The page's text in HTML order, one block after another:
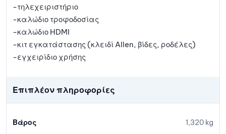
-τηλεχειριστήριο
-καλώδιο τροφοδοσίας
-καλώδιο HDMI
-κιτ εγκατάστασης (κλειδί Allen, βίδες, ροδέλες)
-εγχειρίδιο χρήσης
Επιπλέον πληροφορίες
Βάρος 1,320 kg